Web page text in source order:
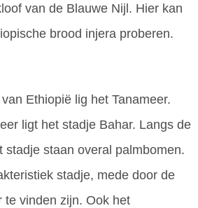
van de Blauwe Nijl. Hier kan
brood injera proberen.
Ethiopië lig het Tanameer.
ligt het stadje Bahar. Langs de
stadje staan overal palmbomen.
stadje, mede door de
te vinden zijn. Ook het